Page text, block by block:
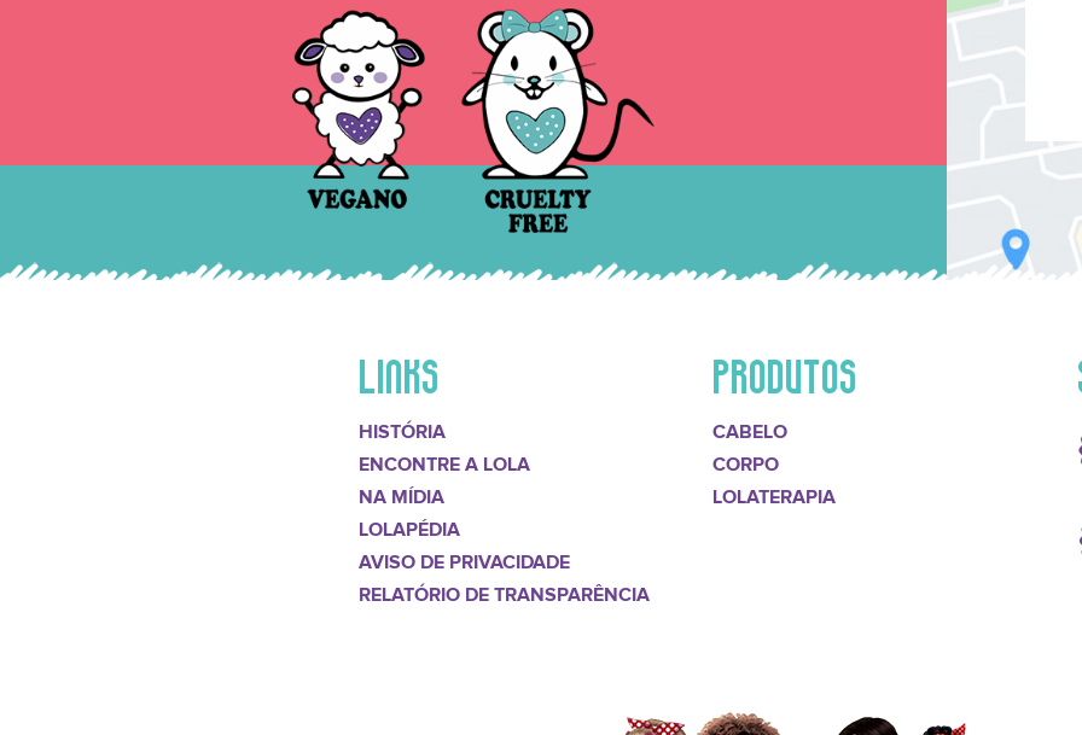
LINKS
HISTÓRIA
ENCONTRE A LOLA
NA MÍDIA
LOLAPÉDIA
AVISO DE PRIVACIDADE
RELATÓRIO DE TRANSPARÊNCIA
PRODUTOS
CABELO
CORPO
LOLATERAPIA